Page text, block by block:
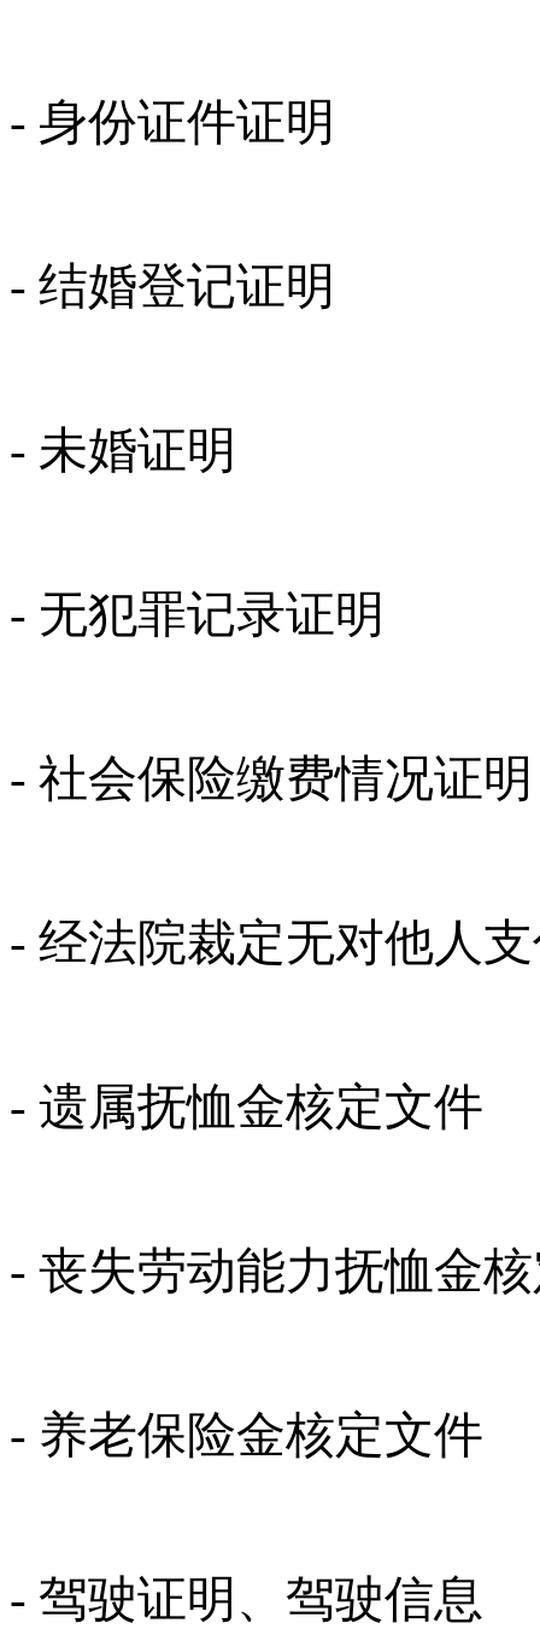
- 身份证件证明
- 结婚登记证明
- 未婚证明
- 无犯罪记录证明
- 社会保险缴费情况证明
- 经法院裁定无对他人
- 遗属抚恤金核定文件
- 丧失劳动能力抚恤金
- 养老保险金核定文件
- 驾驶证明、驾驶信息